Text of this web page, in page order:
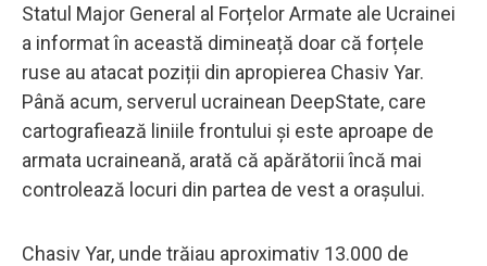
Statul Major General al Forțelor Armate ale Ucrainei
a informat în această dimineață doar că forțele
ruse au atacat poziții din apropierea Chasiv Yar.
Până acum, serverul ucrainean DeepState, care
cartografiează liniile frontului și este aproape de
armata ucraineană, arată că apărătorii încă mai
controlează locuri din partea de vest a orașului.
Chasiv Yar, unde trăiau aproximativ 13.000 de